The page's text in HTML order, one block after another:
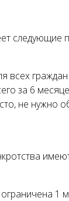
следующие
всех
за 6
не нужно
1